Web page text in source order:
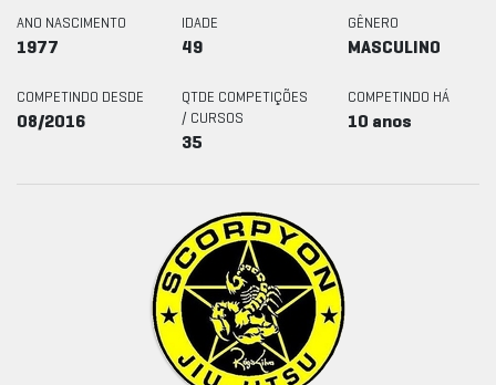
ANO NASCIMENTO
1977
IDADE
49
GÊNERO
MASCULINO
COMPETINDO DESDE
08/2016
QTDE COMPETIÇÕES
/ CURSOS
35
COMPETINDO HÁ
10 anos